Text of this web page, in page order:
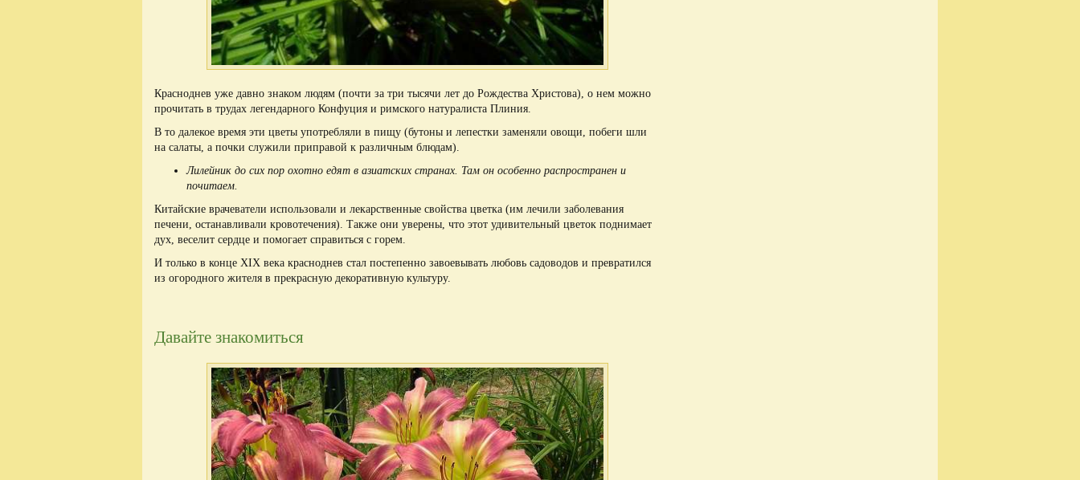
Красноднев уже давно знаком людям (почти за три тысячи лет до Рождества Христова), о нем можно
прочитать в трудах легендарного Конфуция и римского натуралиста Плиния.
В то далекое время эти цветы употребляли в пищу (бутоны и лепестки заменяли овощи, побеги шли
на салаты, а почки служили приправой к различным блюдам).
Лилейник до сих пор охотно едят в азиатских странах. Там он особенно распространен и
почитаем.
Китайские врачеватели использовали и лекарственные свойства цветка (им лечили заболевания
печени, останавливали кровотечения). Также они уверены, что этот удивительный цветок поднимает
дух, веселит сердце и помогает справиться с горем.
И только в конце XIX века красноднев стал постепенно завоевывать любовь садоводов и превратился
из огородного жителя в прекрасную декоративную культуру.
Давайте знакомиться